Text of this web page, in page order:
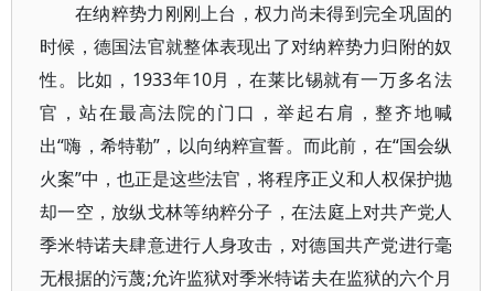
在纳粹势力刚刚上台，权力尚未得到完全巩固的
时候，德国法官就整体表现出了对纳粹势力归附的奴
性。比如，1933年10月，在莱比锡就有一万多名法
官，站在最高法院的门口，举起右肩，整齐地喊
出“嗨，希特勒”，以向纳粹宣誓。而此前，在“国会纵
火案”中，也正是这些法官，将程序正义和人权保护抛
却一空，放纵戈林等纳粹分子，在法庭上对共产党人
季米特诺夫肆意进行人身攻击，对德国共产党进行毫
无根据的污蔑;允许监狱对季米特诺夫在监狱的六个月